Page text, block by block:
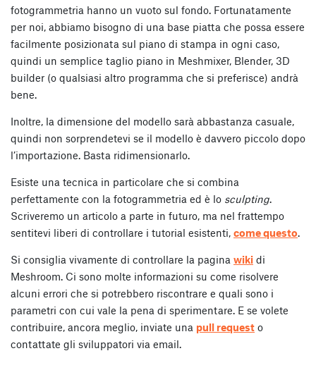
fotogrammetria hanno un vuoto sul fondo. Fortunatamente
per noi, abbiamo bisogno di una base piatta che possa essere
facilmente posizionata sul piano di stampa in ogni caso,
quindi un semplice taglio piano in Meshmixer, Blender, 3D
builder (o qualsiasi altro programma che si preferisce) andrà
bene.
Inoltre, la dimensione del modello sarà abbastanza casuale,
quindi non sorprendetevi se il modello è davvero piccolo dopo
l’importazione. Basta ridimensionarlo.
Esiste una tecnica in particolare che si combina
perfettamente con la fotogrammetria ed è lo sculpting.
Scriveremo un articolo a parte in futuro, ma nel frattempo
sentitevi liberi di controllare i tutorial esistenti, come questo.
Si consiglia vivamente di controllare la pagina wiki di
Meshroom. Ci sono molte informazioni su come risolvere
alcuni errori che si potrebbero riscontrare e quali sono i
parametri con cui vale la pena di sperimentare. E se volete
contribuire, ancora meglio, inviate una pull request o
contattate gli sviluppatori via email.